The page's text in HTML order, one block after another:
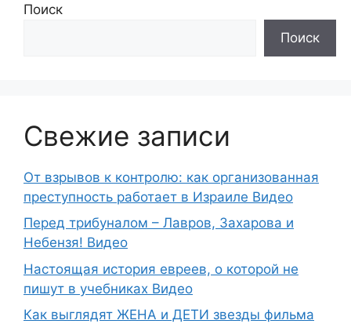
Поиск
Поиск
Свежие записи
От взрывов к контролю: как организованная
преступность работает в Израиле Видео
Перед трибуналом – Лавров, Захарова и
Небензя! Видео
Настоящая история евреев, о которой не
пишут в учебниках Видео
Как выглядят ЖЕНА и ДЕТИ звезды фильма